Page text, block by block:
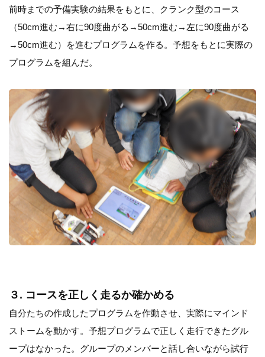
前時までの予備実験の結果をもとに、クランク型のコース
（50cm進む→右に90度曲がる→50cm進む→左に90度曲がる
→50cm進む）を進むプログラムを作る。予想をもとに実際の
プログラムを組んだ。
３. コースを正しく走るか確かめる
自分たちの作成したプログラムを作動させ、実際にマインド
ストームを動かす。予想プログラムで正しく走行できたグル
ープはなかった。グループのメンバーと話し合いながら試行